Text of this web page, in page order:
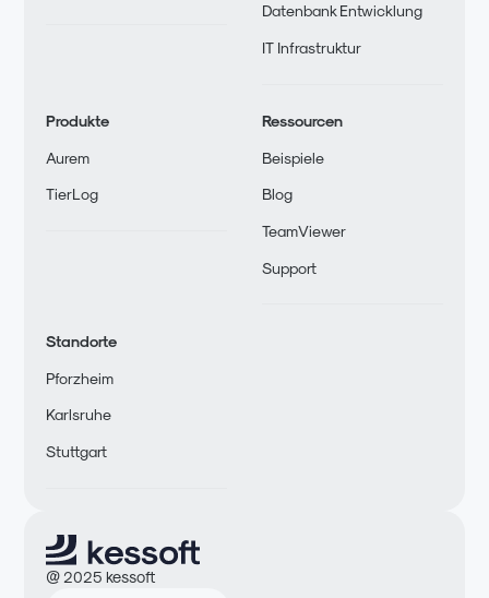
Datenbank Entwicklung
IT Infrastruktur
Produkte
Aurem
TierLog
Ressourcen
Beispiele
Blog
TeamViewer
Support
Standorte
Pforzheim
Karlsruhe
Stuttgart
@ 2025 kessoft